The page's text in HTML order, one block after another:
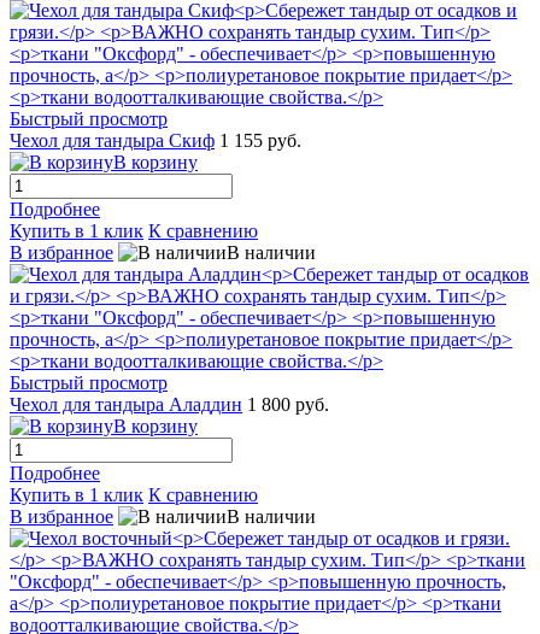
Быстрый просмотр
Чехол для тандыра Скиф 1 155 руб.
В корзину
Подробнее
Купить в 1 клик К сравнению
В избранное
В наличии
Быстрый просмотр
Чехол для тандыра Аладдин 1 800 руб.
В корзину
Подробнее
Купить в 1 клик К сравнению
В избранное
В наличии